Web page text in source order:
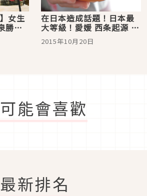
女生
勝地
在日本造成話題！日本最
大等級！愛媛 西条起源 吃
了會有好福氣的巨大「柿
子」
2015年10月20日
能會喜歡
最新排名